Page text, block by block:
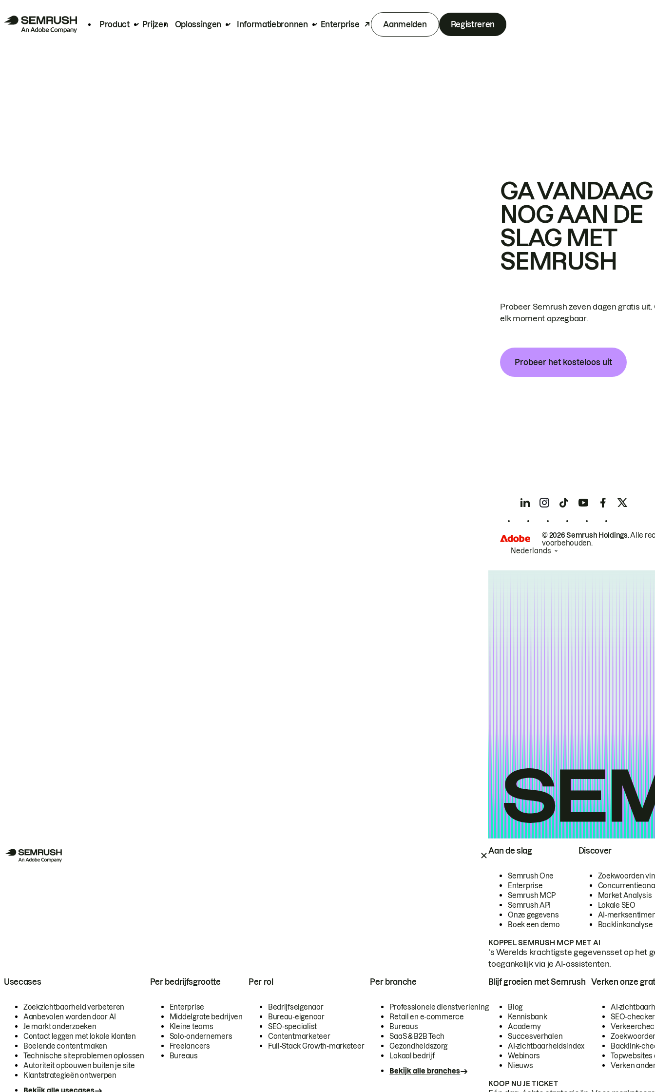
Product Prijzen Oplossingen Informatiebronnen Enterprise Aanmelden Registreren
Aan de slag
Semrush One
Enterprise
Semrush MCP
Semrush API
Onze gegevens
Boek een demo
Discover
Zoekwoorden
Market Analysis
Lokale SEO
AI-
Backlinkanalyse
KOPPEL SEMRUSH MCP MET AI
's Werelds krachtigste gegevensset op het
toegankelijk via je AI-assistenten.
Usecases
Zoekzichtbaarheid verbeteren
Aanbevolen worden door AI
Je markt onderzoeken
Contact leggen met lokale klanten
Boeiende content maken
Technische siteproblemen oplossen
Autoriteit opbouwen buiten je site
Klantstrategieën ontwerpen
Per bedrijfsgrootte
Enterprise
Middelgrote bedrijven
Kleine teams
Solo-ondernemers
Freelancers
Bureaus
Per rol
Bedrijfseigenaar
Bureau-eigenaar
SEO-specialist
Contentmarketeer
Full-Stack Growth-marketeer
Per branche
Professionele dienstverlening
Retail en e-commerce
Bureaus
SaaS & B2B Tech
Gezondheidszorg
Lokaal bedrijf
Bekijk alle branches
Blijf groeien met Semrush
Blog
Kennisbank
Academy
Succesverhalen
AI-zichtbaarheidsindex
Webinars
Nieuws
Verken onze
AI-
SEO-checker
Backlink-
Topwebsites
Verken
KOOP NU JE TICKET
GA VANDAAG
NOG AAN DE
SLAG MET
SEMRUSH
Probeer Semrush zeven dagen gratis uit.
elk moment opzegbaar.
Probeer het kosteloos uit
© 2026 Semrush Holdings.Alle
voorbehouden.
Nederlands